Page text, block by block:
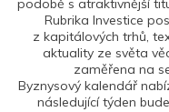
podobě s atraktivnější
Rubrika Investice
z kapitálových trhů,
aktuality ze světa
zaměřena na
Byznysový kalendář
následující týden